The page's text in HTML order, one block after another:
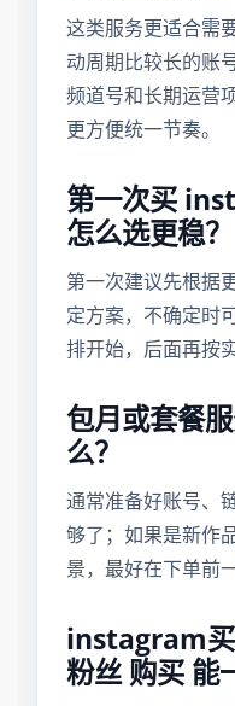
这类服务更适合需
动周期比较长的账
频道号和长期运营
更方便统一节奏。
第一次买
怎么选更稳？
第一次建议先根据
定方案，不确定时
排开始，后面再按
包月或套餐
么？
通常准备好账号、
够了；如果是新作
景，最好在下单前
instagram
粉丝 购买 能